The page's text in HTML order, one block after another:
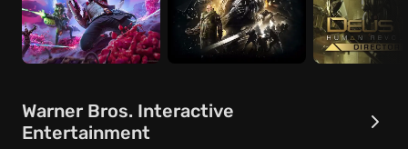
Warner Bros. Interactive
Entertainment